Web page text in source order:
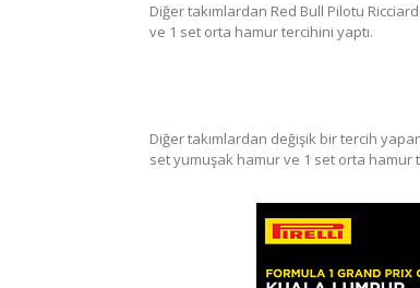
Diğer takımlardan Red Bull Pilotu
ve 1 set orta hamur tercihini yaptı.
Diğer takımlardan değişik bir tercih
set yumuşak hamur ve 1 set orta hamur